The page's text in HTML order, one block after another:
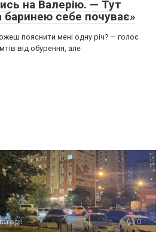
на Валерію. — Тут
себе почуває»
пояснити мені одну річ? — голос
від обурення, але
0